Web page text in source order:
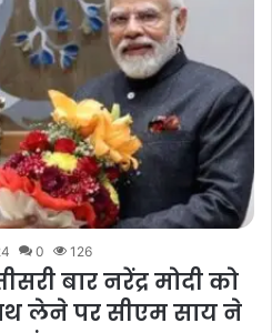
0 126
बार नरेंद्र मोदी को
लेने पर सीएम साय ने